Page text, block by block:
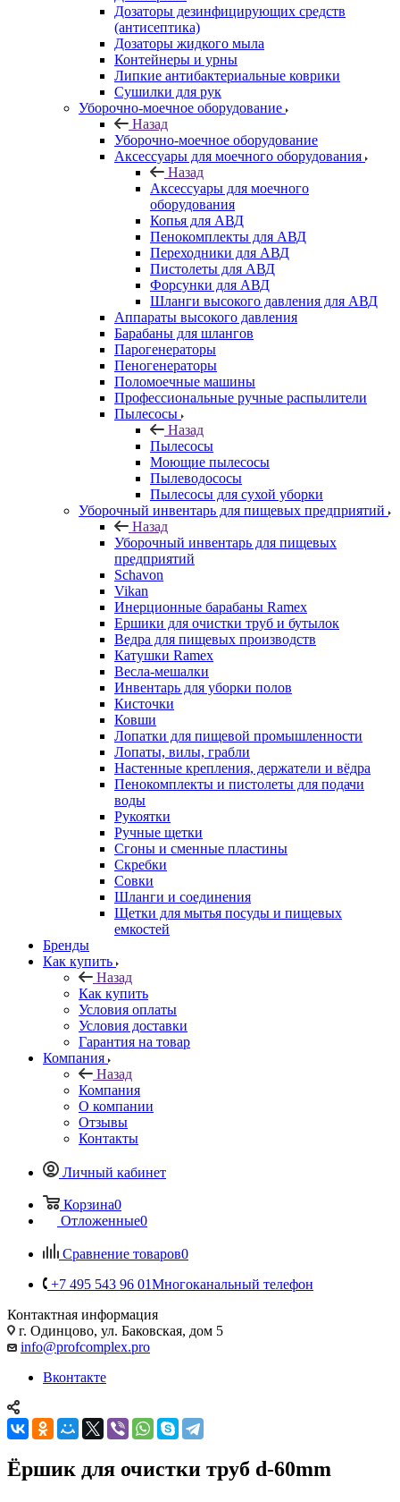
Дозаторы дезинфицирующих средств
(антисептика)
Дозаторы жидкого мыла
Контейнеры и урны
Липкие антибактериальные коврики
Сушилки для рук
Уборочно-моечное оборудование
Назад
Уборочно-моечное оборудование
Аксессуары для моечного оборудования
Назад
Аксессуары для моечного
оборудования
Копья для АВД
Пенокомплекты для АВД
Переходники для АВД
Пистолеты для АВД
Форсунки для АВД
Шланги высокого давления для АВД
Аппараты высокого давления
Барабаны для шлангов
Парогенераторы
Пеногенераторы
Поломоечные машины
Профессиональные ручные распылители
Пылесосы
Назад
Пылесосы
Моющие пылесосы
Пылеводососы
Пылесосы для сухой уборки
Уборочный инвентарь для пищевых предприятий
Назад
Уборочный инвентарь для пищевых
предприятий
Schavon
Vikan
Инерционные барабаны Ramex
Ершики для очистки труб и бутылок
Ведра для пищевых производств
Катушки Ramex
Весла-мешалки
Инвентарь для уборки полов
Кисточки
Ковши
Лопатки для пищевой промышленности
Лопаты, вилы, грабли
Настенные крепления, держатели и вёдра
Пенокомплекты и пистолеты для подачи
воды
Рукоятки
Ручные щетки
Сгоны и сменные пластины
Скребки
Совки
Шланги и соединения
Щетки для мытья посуды и пищевых
емкостей
Бренды
Как купить
Назад
Как купить
Условия оплаты
Условия доставки
Гарантия на товар
Компания
Назад
Компания
О компании
Отзывы
Контакты
Личный кабинет
Корзина0
Отложенные0
Сравнение товаров0
+7 495 543 96 01Многоканальный телефон
Контактная информация
г. Одинцово, ул. Баковская, дом 5
info@profcomplex.pro
Вконтакте
Ёршик для очистки труб d-60mm